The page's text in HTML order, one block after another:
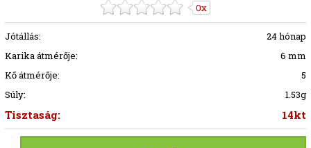
0x
Jótállás:
24 hónap
Karika átmérője:
6 mm
Kő átmérője:
5
Súly:
1.53g
Tisztaság: 14kt